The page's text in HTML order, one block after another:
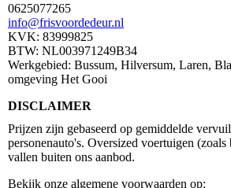
0625077265
info@frisvoordedeur.nl
KVK: 83999825
BTW: NL003971249B34
Werkgebied: Bussum, Hilversum, Laren,
omgeving Het Gooi
DISCLAIMER
Prijzen zijn gebaseerd op gemiddelde
personenauto's. Oversized voertuigen (zoals
vallen buiten ons aanbod.
Bekijk onze algemene voorwaarden op: